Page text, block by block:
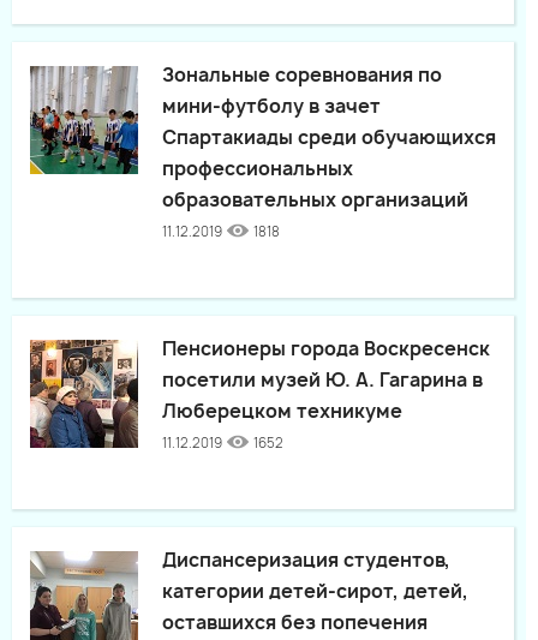
Зональные соревнования по
мини-футболу в зачет
Спартакиады среди обучающихся
профессиональных
образовательных организаций
11.12.2019 1818
Пенсионеры города Воскресенск
посетили музей Ю. А. Гагарина в
Люберецком техникуме
11.12.2019 1652
Диспансеризация студентов,
категории детей-сирот, детей,
оставшихся без попечения